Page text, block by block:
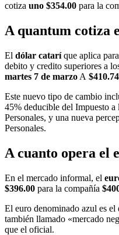
cotiza uno $354.00 para la
A quantum cotiza
El dólar cataríque aplica
debito y credito superiores a
martes 7 de marzo A $410.74
Este nuevo tipo de cambio
45% deducible del Impuesto a
Personales, y una nueva
Personales.
A cuanto opera el
En el mercado informal, el
$396.00 para la compañía
El euro denominado azul es
también llamado «mercado
que el oficial.